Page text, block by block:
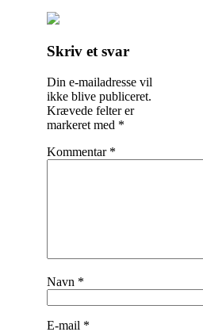
Indlægsnavigation
Skriv et svar
Din e-mailadresse vil
ikke blive publiceret.
Krævede felter er
markeret med *
Kommentar *
Navn *
E-mail *